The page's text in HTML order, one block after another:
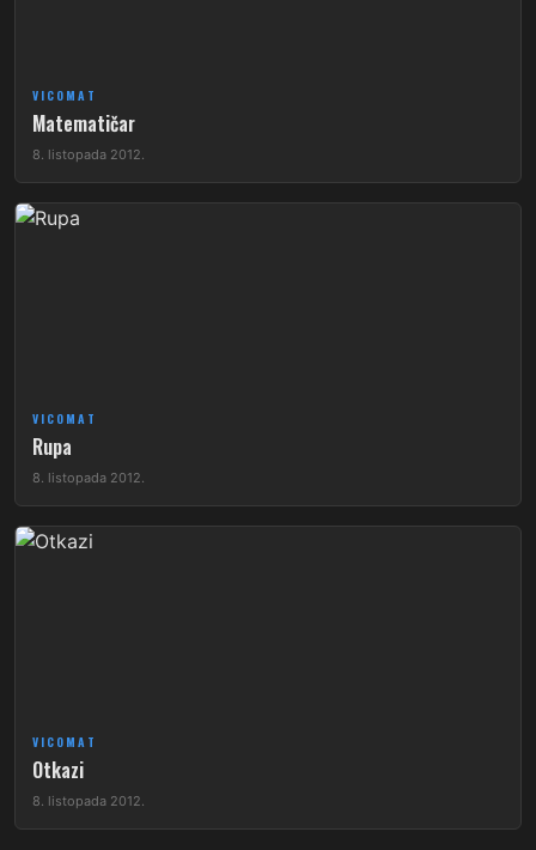
VICOMAT
Matematičar
8. listopada 2012.
VICOMAT
Rupa
8. listopada 2012.
VICOMAT
Otkazi
8. listopada 2012.